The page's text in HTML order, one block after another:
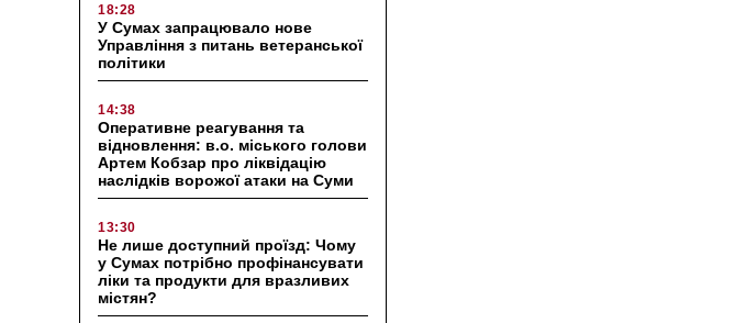
18:28
У Сумах запрацювало нове
Управління з питань ветеранської
політики
14:38
Оперативне реагування та
відновлення: в.о. міського голови
Артем Кобзар про ліквідацію
наслідків ворожої атаки на Суми
13:30
Не лише доступний проїзд: Чому
у Сумах потрібно профінансувати
ліки та продукти для вразливих
містян?